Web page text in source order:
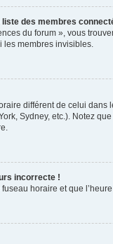
liste des membres
du forum », vous
les membres invisibles.
différent de celui
Sydney, etc.). Notez
incorrecte !
horaire et que